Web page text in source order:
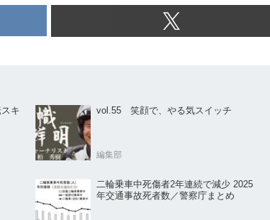
キ
vol.55 笑顔で、やる気スイッチ
編集部
二輪乗車中死傷者2年連続で減少 2025
年交通事故死者数／警察庁まとめ